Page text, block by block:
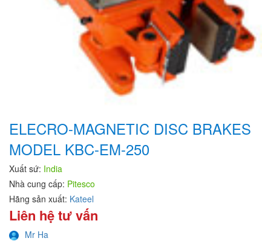
ELECRO-MAGNETIC DISC BRAKES
MODEL KBC-EM-250
Xuất sứ: India
Nhà cung cấp: Pitesco
Hãng sản xuất: Kateel
Liên hệ tư vấn
Mr Ha